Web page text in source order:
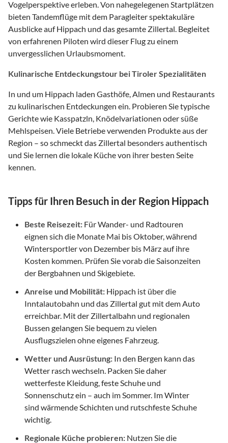
Vogelperspektive erleben. Von nahegelegenen Startplätzen
bieten Tandemflüge mit dem Paragleiter spektakuläre
Ausblicke auf Hippach und das gesamte Zillertal. Begleitet
von erfahrenen Piloten wird dieser Flug zu einem
unvergesslichen Urlaubsmoment.
Kulinarische Entdeckungstour bei Tiroler Spezialitäten
In und um Hippach laden Gasthöfe, Almen und Restaurants
zu kulinarischen Entdeckungen ein. Probieren Sie typische
Gerichte wie Kasspatzln, Knödelvariationen oder süße
Mehlspeisen. Viele Betriebe verwenden Produkte aus der
Region – so schmeckt das Zillertal besonders authentisch
und Sie lernen die lokale Küche von ihrer besten Seite
kennen.
Tipps für Ihren Besuch in der Region Hippach
Beste Reisezeit: Für Wander- und Radtouren
eignen sich die Monate Mai bis Oktober, während
Wintersportler von Dezember bis März auf ihre
Kosten kommen. Prüfen Sie vorab die Saisonzeiten
der Bergbahnen und Skigebiete.
Anreise und Mobilität: Hippach ist über die
Inntalautobahn und das Zillertal gut mit dem Auto
erreichbar. Mit der Zillertalbahn und regionalen
Bussen gelangen Sie bequem zu vielen
Ausflugszielen ohne eigenes Fahrzeug.
Wetter und Ausrüstung: In den Bergen kann das
Wetter rasch wechseln. Packen Sie daher
wetterfeste Kleidung, feste Schuhe und
Sonnenschutz ein – auch im Sommer. Im Winter
sind wärmende Schichten und rutschfeste Schuhe
wichtig.
Regionale Küche probieren: Nutzen Sie die